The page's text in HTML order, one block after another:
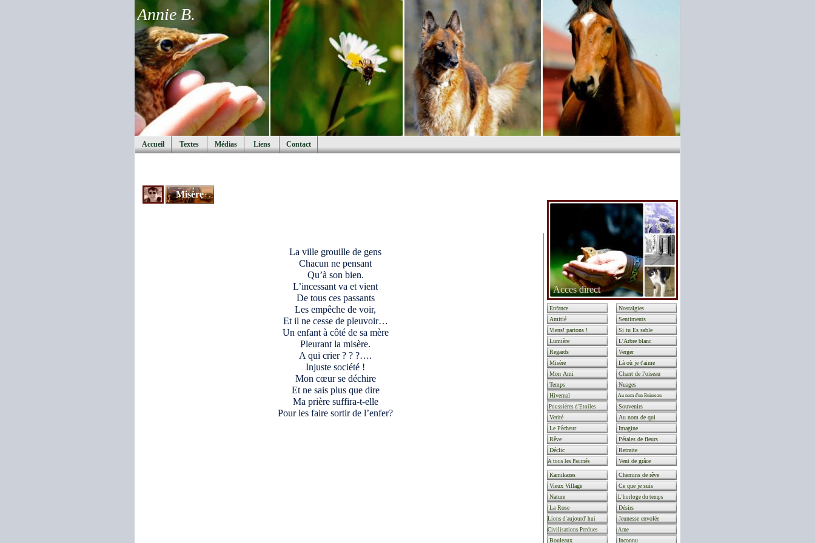
Si tu Es sable
Inconnu
Ame
Jeunesse envolée
Désirs
L'horloge du temps
Ce que je suis
Chemins de rêve
Vent de grâce
Retraite
Pétales de fleurs
Imagine
Au nom de qui
Souvenirs
Au nom d'un Ruisseau
Nuages
Chant de l'oiseau
Là où je t'aime
Verger
L'Arbre blanc
Sentiments
Nostalgies
Bouleaux
Civilisations Perdues
Lions d'aujourd' hui
La Rose
Nature
Vieux Village
Kamikazes
Acces direct
A tous les Paumés
Déclic
Rêve
Le Pêcheur
Verité
Poussières d'Etoiles
Hivernal
Temps
Mon Ami
Misère
Regards
Lumière
Viens! partons !
Amitié
Enfance
La ville grouille de gens
Chacun ne pensant
Qu’à son bien.
L’incessant va et vient
De tous ces passants
Les empêche de voir,
Et il ne cesse de pleuvoir…
Un enfant à côté de sa mère
Pleurant la misère.
A qui crier ? ? ?….
Injuste société !
Mon cœur se déchire
Et ne sais plus que dire
Ma prière suffira-t-elle
Pour les faire sortir de l’enfer?
Misère
Annie B.
Accueil Textes Médias Liens Contact